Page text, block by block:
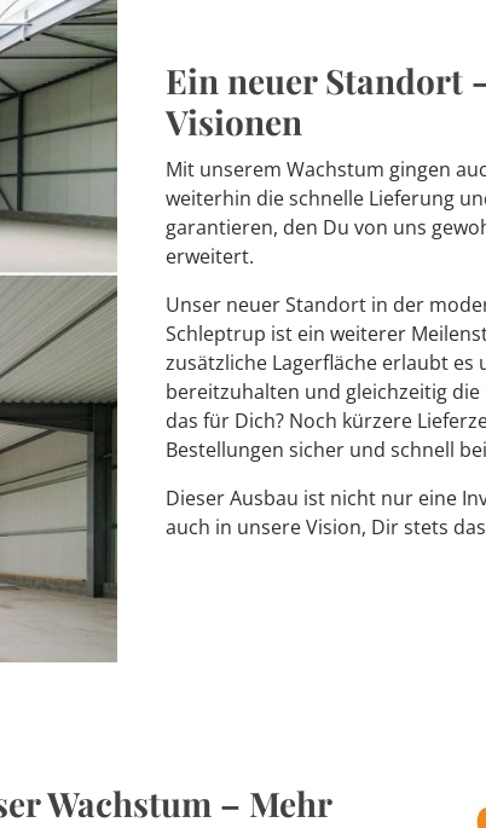
Ein neuer Standort
Visionen
Mit unserem Wachstum gingen
weiterhin die schnelle Lieferung
garantieren, den Du von uns
erweitert.
Unser neuer Standort in der
Schleptrup ist ein weiterer
zusätzliche Lagerfläche erlaubt
bereitzuhalten und gleichzeitig
das für Dich? Noch kürzere
Bestellungen sicher und schnell
Dieser Ausbau ist nicht nur eine
auch in unsere Vision, Dir stets
Wachstum – Mehr